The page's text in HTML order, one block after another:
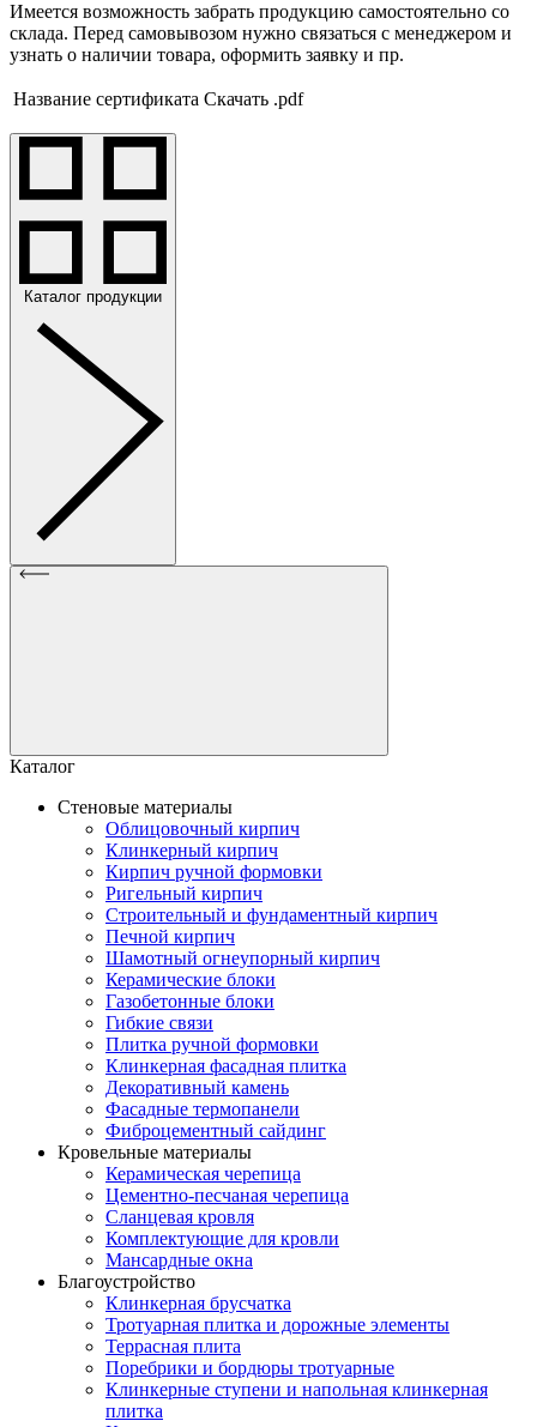
Имеется возможность забрать продукцию самостоятельно со
склада. Перед самовывозом нужно связаться с менеджером и
узнать о наличии товара, оформить заявку и пр.
Название сертификата Скачать .pdf
Каталог продукции
Каталог
Стеновые материалы
Облицовочный кирпич
Клинкерный кирпич
Кирпич ручной формовки
Ригельный кирпич
Строительный и фундаментный кирпич
Печной кирпич
Шамотный огнеупорный кирпич
Керамические блоки
Газобетонные блоки
Гибкие связи
Плитка ручной формовки
Клинкерная фасадная плитка
Декоративный камень
Фасадные термопанели
Фиброцементный сайдинг
Кровельные материалы
Керамическая черепица
Цементно-песчаная черепица
Сланцевая кровля
Комплектующие для кровли
Мансардные окна
Благоустройство
Клинкерная брусчатка
Тротуарная плитка и дорожные элементы
Террасная плита
Поребрики и бордюры тротуарные
Клинкерные ступени и напольная клинкерная
плитка